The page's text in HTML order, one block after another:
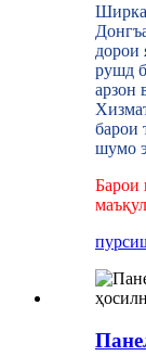
дорои
рушд
арзон
барои
шумо
Барои